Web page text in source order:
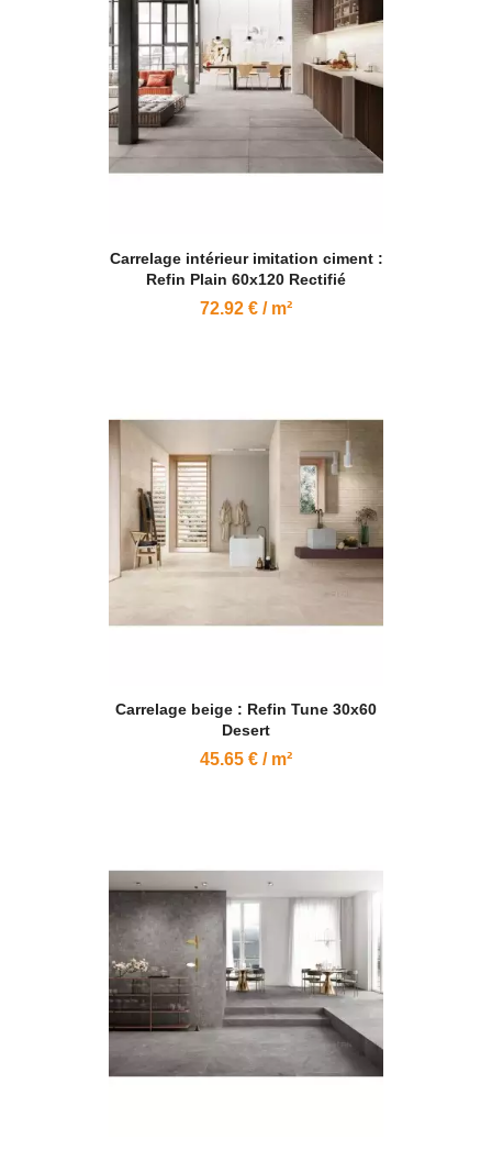
Carrelage intérieur imitation ciment :
Refin Plain 60x120 Rectifié
72.92 € / m²
Carrelage beige : Refin Tune 30x60
Desert
45.65 € / m²